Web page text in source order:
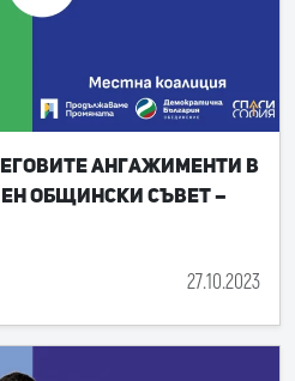
ангажименти в
общински съвет –
27.10.2023